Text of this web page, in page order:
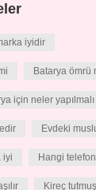
iyidir
Batarya ömrü
için neler yapılmalı
Evdeki
iyi Hangi
Kireç